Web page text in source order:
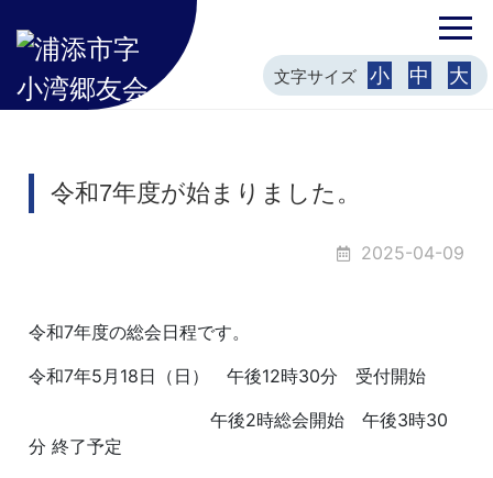
文字サイズ 小 中 大
令和7年度が始まりました。
2025-04-09
令和7年度の総会日程です。
令和7年5月18日（日） 午後12時30分 受付開始
午後2時総会開始 午後3時30
分 終了予定